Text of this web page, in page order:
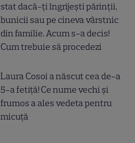
stat dacă-ți îngrijești părinții,
bunicii sau pe cineva vârstnic
din familie. Acum s-a decis!
Cum trebuie să procedezi
Laura Cosoi a născut cea de-a
5-a fetiță! Ce nume vechi și
frumos a ales vedeta pentru
micuță